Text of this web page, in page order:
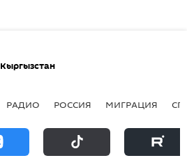
Кыргызстан
РАДИО РОССИЯ МИГРАЦИЯ